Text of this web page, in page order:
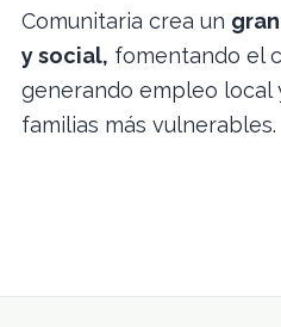
Comunitaria crea un
y social, fomentando el
generando empleo local
familias más vulnerables.